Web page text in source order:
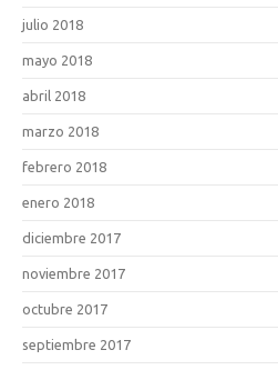
julio 2018
mayo 2018
abril 2018
marzo 2018
febrero 2018
enero 2018
diciembre 2017
noviembre 2017
octubre 2017
septiembre 2017